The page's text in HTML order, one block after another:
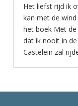
Het liefst rijd ik
kan met de
het boek Met
dat ik nooit in
Castelein zal